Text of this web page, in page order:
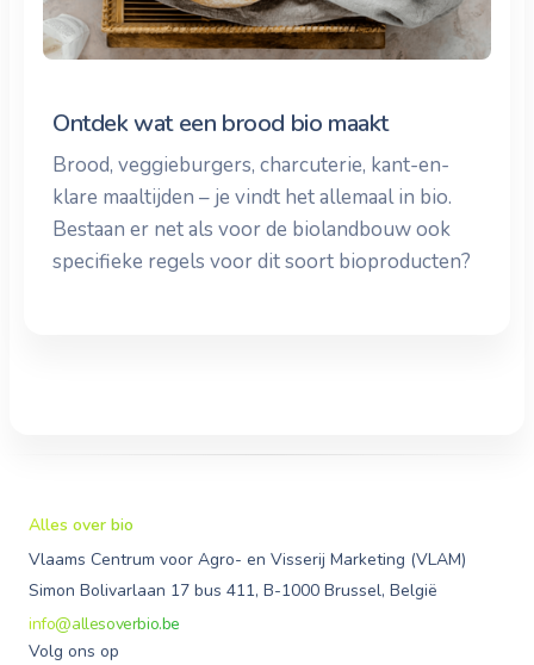
Ontdek wat een brood bio maakt
Brood, veggieburgers, charcuterie, kant-en-
klare maaltijden – je vindt het allemaal in bio.
Bestaan er net als voor de biolandbouw ook
specifieke regels voor dit soort bioproducten?
Alles over bio
Vlaams Centrum voor Agro- en Visserij Marketing (VLAM)
Simon Bolivarlaan 17 bus 411, B-1000 Brussel, België
info@allesoverbio.be
Volg ons op